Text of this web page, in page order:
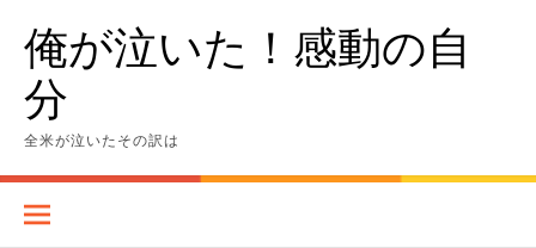
content俺が泣いた！感動の自
分
全米が泣いたその訳は